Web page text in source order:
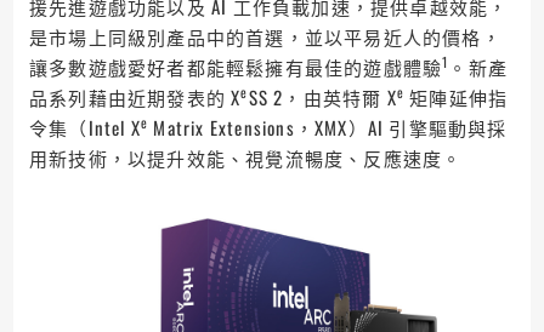
援先進遊戲功能以及 AI 工作負載加速，提供卓越效能，
是市場上同級別產品中的首選，並以平易近人的價格，
讓多數遊戲愛好者都能輕鬆擁有最佳的遊戲體驗1 。新產
品系列藉由近期發表的 XeSS 2，由英特爾 Xe 矩陣延伸指
令集（Intel Xe Matrix Extensions，XMX）AI 引擎驅動與採
用新技術，以提升效能、視覺流暢度、反應速度。